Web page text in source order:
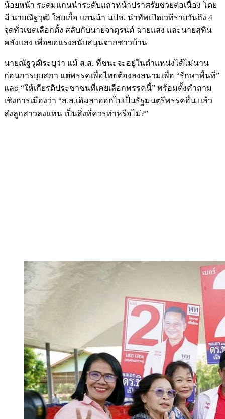
น้อยหน้า ระดมแกนนำระดับแถวหน้าปราศรัยช่วยต่อเนื่อง โดย
มี นายณัฐวุฒิ ใสยเกื้อ แกนนำ นปช. นำทัพเปิดเวทีรายวันถึง 4
จุดทั่วเขตเลือกตั้ง สลับกับนายจาตุรนต์ ฉายแสง และนายสุทิน
คลังแสง เพื่อขอแรงสนับสนุนจากชาวบ้าน
นายณัฐวุฒิระบุว่า แม้ ส.ส. ที่ชนะจะอยู่ในตำแหน่งได้ไม่นาน
ก่อนการยุบสภา แต่พรรคเพื่อไทยต้องลงสนามเพื่อ “รักษาพื้นที่”
และ “ให้เกียรติประชาชนที่เคยเลือกพรรคนี้” พร้อมตั้งคำถาม
เชิงการเมืองว่า “ส.ส.เดิมลาออกไปเป็นรัฐมนตรีพรรคอื่น แล้ว
ส่งลูกสาวลงแทน เป็นสิ่งที่ควรทำหรือไม่?”